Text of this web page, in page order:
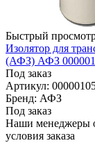
Быстрый
Изолятор для
(АФЗ) АФЗ
Под заказ
Артикул:
Бренд: АФЗ
Под заказ
Наши менеджеры
условия заказа